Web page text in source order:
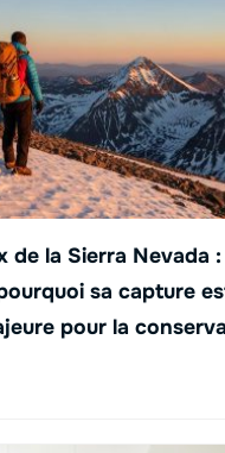
de la Sierra Nevada
sa capture
pour la